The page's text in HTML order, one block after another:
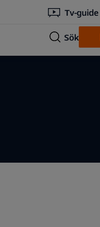
Tv-guide
Sök